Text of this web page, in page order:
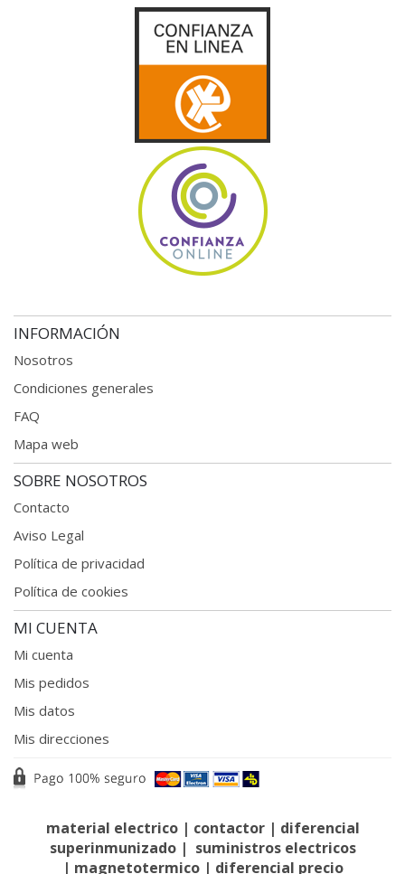
INFORMACIÓN
Nosotros
Condiciones generales
FAQ
Mapa web
SOBRE NOSOTROS
Contacto
Aviso Legal
Política de privacidad
Política de cookies
MI CUENTA
Mi cuenta
Mis pedidos
Mis datos
Mis direcciones
material electrico| contactor| diferencial
superinmunizado| suministros electricos
| magnetotermico | diferencial precio